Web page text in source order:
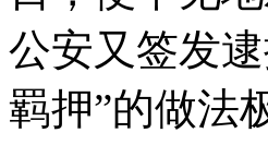
公安又签发
羁押”的做法